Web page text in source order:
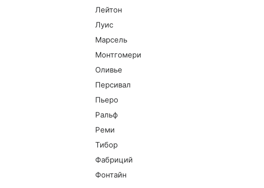
Лейтон
Луис
Марсель
Монтгомери
Оливье
Персивал
Пьеро
Ральф
Реми
Тибор
Фабриций
Фонтайн